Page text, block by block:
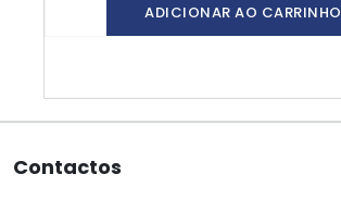
ADICIONAR AO CARRINHO
Contactos